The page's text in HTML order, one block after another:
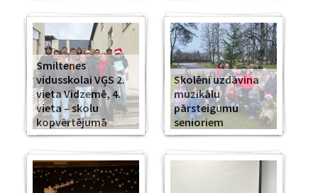
Smiltenes
vidusskolai VĢS 2.
vieta Vidzemē, 4.
vieta – skolu
kopvērtējumā
Skolēni uzdāvina
muzikālu
pārsteigumu
senioriem